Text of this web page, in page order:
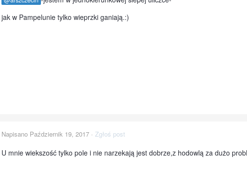
jak w Pampelunie tylko wieprzki ganiają.:)
Napisano Październik 19, 2017 · Zgłoś post
U mnie wiekszość tylko pole i nie narzekają jest dobrze,z hodowlą za dużo